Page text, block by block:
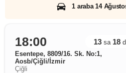
1 araba 14
18:00 13 sa 18
Esentepe, 8809/16. Sk. No:1,
Aosb/Çiğli/İzmir
Çiğli